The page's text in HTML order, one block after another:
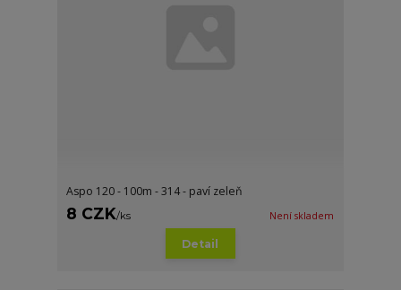
Aspo 120 - 100m - 314 - paví zeleň
8 CZK/ks Není skladem
Detail